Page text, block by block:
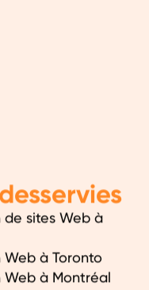
sites Web à
à Toronto
à Montréal